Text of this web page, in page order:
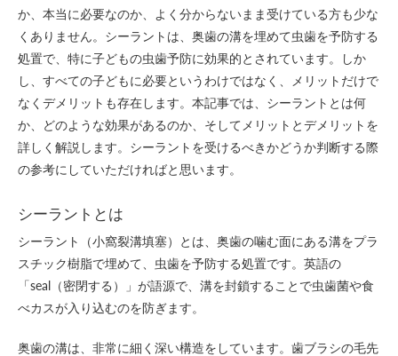
か、本当に必要なのか、よく分からないまま受けている方も少な
くありません。シーラントは、奥歯の溝を埋めて虫歯を予防する
処置で、特に子どもの虫歯予防に効果的とされています。しか
し、すべての子どもに必要というわけではなく、メリットだけで
なくデメリットも存在します。本記事では、シーラントとは何
か、どのような効果があるのか、そしてメリットとデメリットを
詳しく解説します。シーラントを受けるべきかどうか判断する際
の参考にしていただければと思います。
シーラントとは
シーラント（小窩裂溝填塞）とは、奥歯の噛む面にある溝をプラ
スチック樹脂で埋めて、虫歯を予防する処置です。英語の
「seal（密閉する）」が語源で、溝を封鎖することで虫歯菌や食
べカスが入り込むのを防ぎます。
奥歯の溝は、非常に細く深い構造をしています。歯ブラシの毛先